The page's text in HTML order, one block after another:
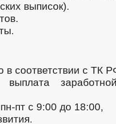
выписок).
в соответствии с ТК
выплата
пт с 9:00 до 18:00,